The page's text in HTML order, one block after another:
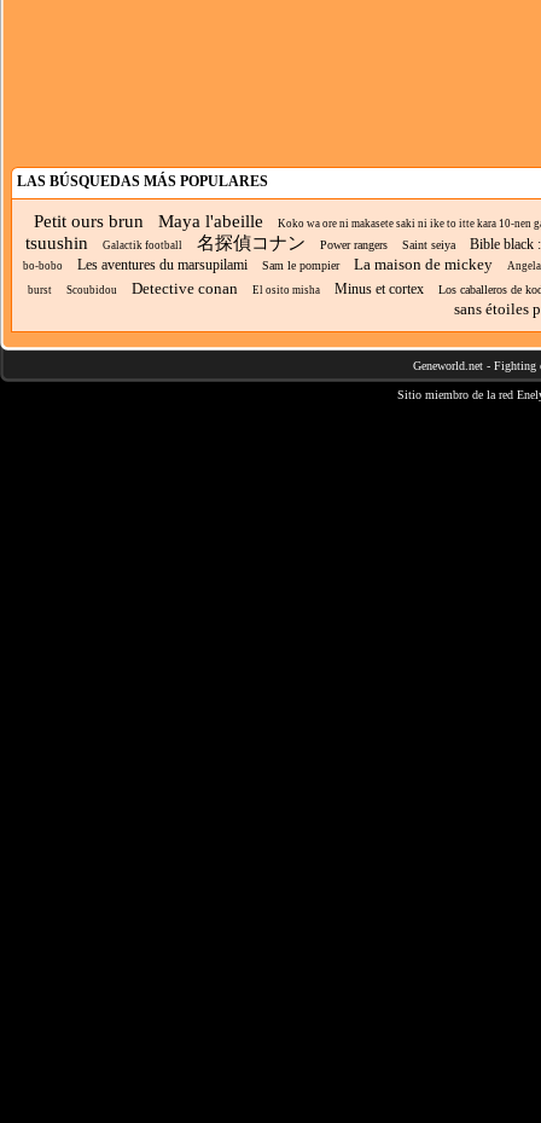
LAS BÚSQUEDAS MÁS POPULARES
Petit ours brun Maya l'abeille Koko wa ore ni makasete saki ni ike to itte kara 10-nen
tsuushin Galactik football 名探偵コナン Power rangers Saint seiya Bible black
bo-bobo Les aventures du marsupilami Sam le pompier La maison de mickey
Angela
burst
Scoubidou Detective conan El osito misha Minus et cortex Los caballeros de
sans étoiles
Geneworld.net - Fighting
Sitio miembro de la red